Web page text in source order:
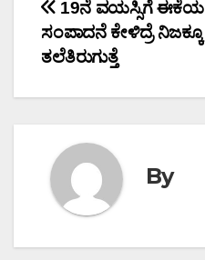
Post
navigation
19ನೆ ವಯಸ್ಸಿಗೆ ಈಕೆಯ
ಸಂಪಾದನೆ ಕೇಳಿದ್ರೆ ನಿಜಕ್ಕೂ
ತಲೆತಿರುಗುತ್ತೆ
By